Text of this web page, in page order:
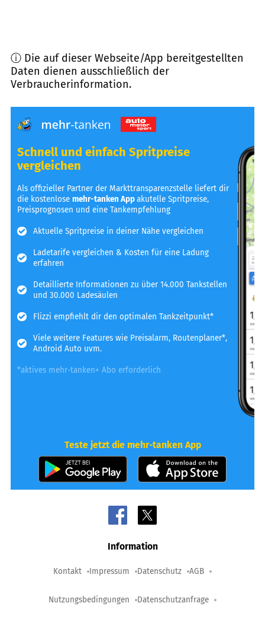
ⓘ Die auf dieser Webseite/App bereitgestellten
Daten dienen ausschließlich der
Verbraucherinformation.
Schnell und einfach Spritpreise
vergleichen
Als offizieller Partner der Markttransparenzstelle liefert dir
die kostenlosemehr-tanken Appakutelle Spritpreise,
Preisprognosen und eine Tankempfehlung
Aktuelle Spritpreise in deiner Nähe vergleichen
Ladetarife vergleichen & Kosten für eine Ladung
erfahren
Detaillierte Informationen zu über 14.000 Tankstellen
und 30.000 Ladesäulen
Flizzi empfiehlt dir den optimalen Tankzeitpunkt*
Viele weitere Features wie Preisalarm, Routenplaner*,
Android Auto uvm.
*aktives mehr-tanken+ Abo erforderlich
Teste jetzt die mehr-tanken App
Information
Kontakt Impressum Datenschutz AGB
Nutzungsbedingungen Datenschutzanfrage